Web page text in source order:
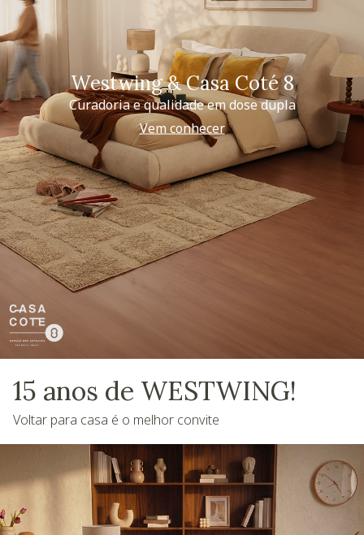
Westwing & Casa Coté 8
Curadoria e qualidade em dose dupla
Vem conhecer
15 anos de WESTWING!
Voltar para casa é o melhor convite